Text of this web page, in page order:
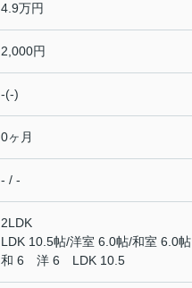
4.9万円
2,000円
-(-)
0ヶ月
- / -
2LDK
LDK 10.5帖/洋室 6.0帖/和室 6.0帖
和 6 洋 6 LDK 10.5